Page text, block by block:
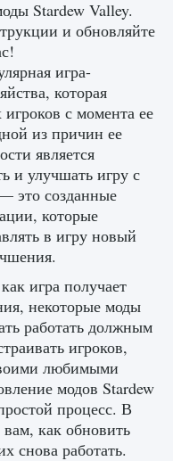
For
0 0
0 0
Stardew Valley.
и обновляйте
игра-
которая
с момента ее
из причин ее
является
и улучшать игру с
созданные
которые
в игру новый
игра получает
некоторые моды
работать должным
игроков,
любимыми
модов Stardew
процесс. В
как обновить
снова работать.